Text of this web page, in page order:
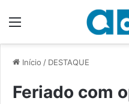
Início / DESTAQUE
Feriado com